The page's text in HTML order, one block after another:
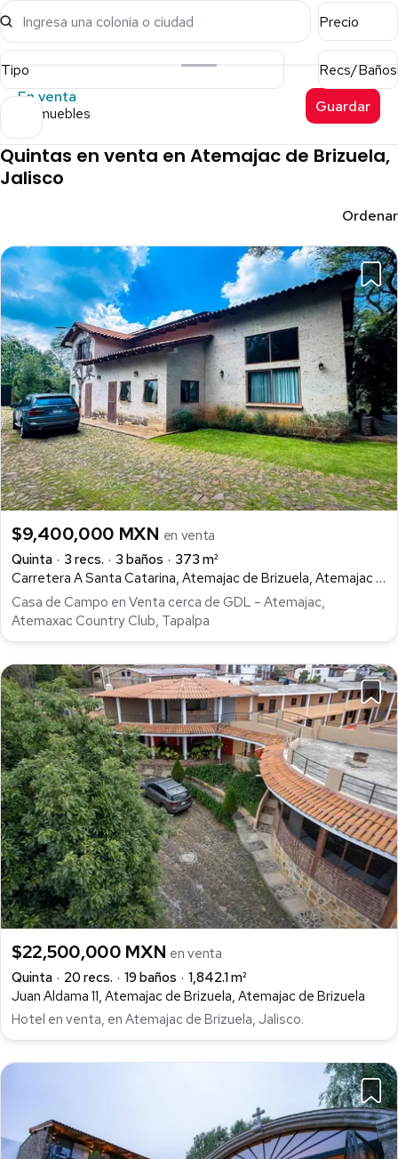
Ingresa una colonia o ciudad Precio
Tipo
Recs/Baños
En venta
5 inmuebles Guardar
Quintas en venta en Atemajac de Brizuela,
Jalisco
Ordenar
$9,400,000 MXN en venta
Quinta
3 recs. 3 baños
373 m²
Carretera A Santa Catarina, Atemajac de Brizuela, Atemajac de Brizuela
Casa de Campo en Venta cerca de GDL – Atemajac,
Atemaxac Country Club, Tapalpa
$22,500,000 MXN en venta
Quinta
20 recs. 19 baños
1,842.1 m²
Juan Aldama 11, Atemajac de Brizuela, Atemajac de Brizuela
Hotel en venta, en Atemajac de Brizuela, Jalisco.